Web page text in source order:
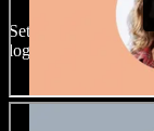
Setiap projek boleh
loghat, laraskan ikut